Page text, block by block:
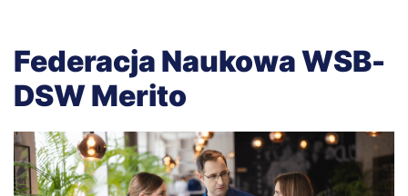
Federacja Naukowa WSB-
DSW Merito